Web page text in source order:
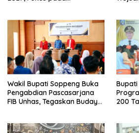
Wakil Bupati Soppeng Buka
Pengabdian Pascasarjana
FIB Unhas, Tegaskan Budaya
Bupati
200